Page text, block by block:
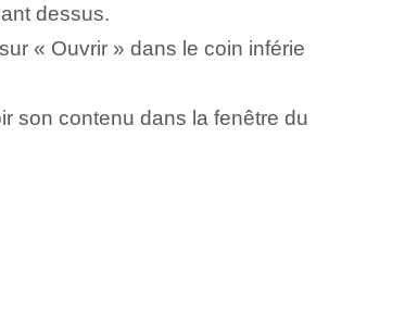
dessus.
« Ouvrir » dans le coin inférie
son contenu dans la fenêtre du